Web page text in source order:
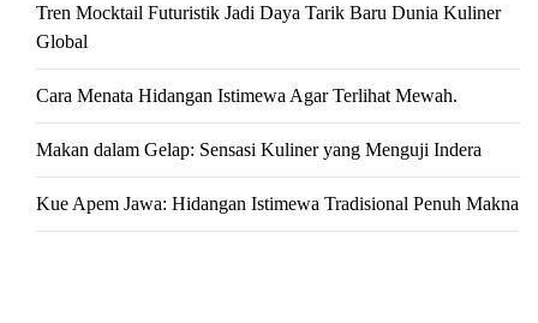
Tren Mocktail Futuristik Jadi Daya Tarik Baru Dunia Kuliner
Global
Cara Menata Hidangan Istimewa Agar Terlihat Mewah.
Makan dalam Gelap: Sensasi Kuliner yang Menguji Indera
Kue Apem Jawa: Hidangan Istimewa Tradisional Penuh Makna